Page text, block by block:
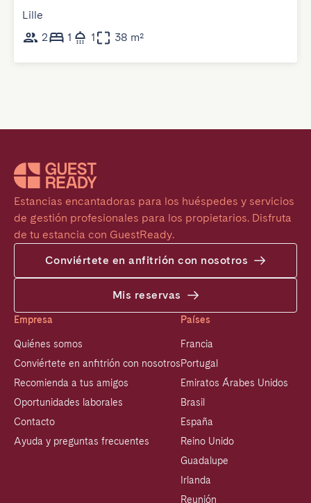
Lille
2
1 1 38 m²
Estancias encantadoras para los huéspedes y servicios
de gestión profesionales para los propietarios. Disfruta
de tu estancia con GuestReady.
Conviértete en anfitrión con nosotros
Mis reservas
Empresa
Quiénes somos
Conviértete en anfitrión con nosotros
Recomienda a tus amigos
Oportunidades laborales
Contacto
Ayuda y preguntas frecuentes
Países
Francia
Portugal
Emiratos Árabes Unidos
Brasil
España
Reino Unido
Guadalupe
Irlanda
Reunión